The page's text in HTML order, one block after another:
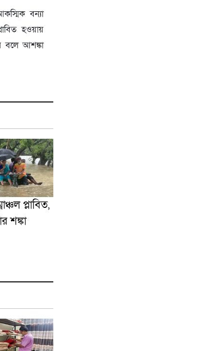
বন্যা
হওয়ায়
বলে আশঙ্কা
প্লাবিত,
শঙ্কা